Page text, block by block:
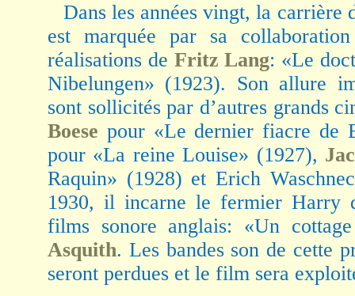
Dans les années vingt, la carrière
est marquée par sa
réalisations de Fritz Lang: «Le
Nibelungen» (1923). Son allure
sont sollicités par d’autres grands
Boese pour «Le dernier fiacre de
pour «La reine Louise» (1927),
Raquin» (1928) et Erich
1930, il incarne le fermier Harry
films sonore anglais: «Un
Asquith. Les bandes son de cette
seront perdues et le film sera